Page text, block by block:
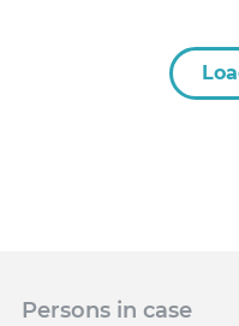
Persons in case